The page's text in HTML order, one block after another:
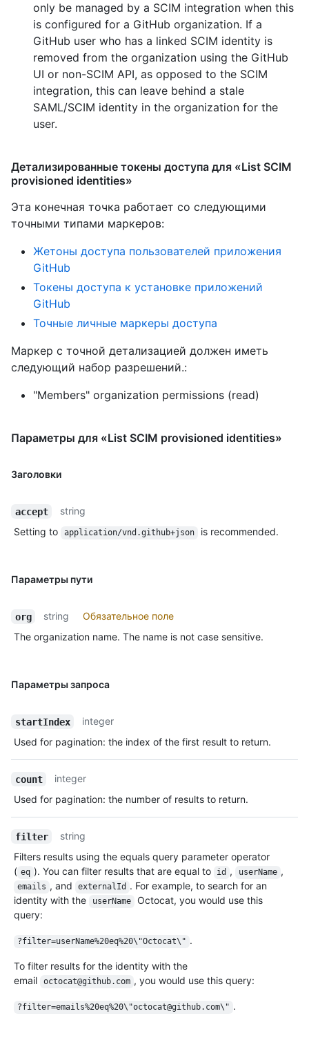
only be managed by a SCIM integration when this
is configured for a GitHub organization. If a
GitHub user who has a linked SCIM identity is
removed from the organization using the GitHub
UI or non-SCIM API, as opposed to the SCIM
integration, this can leave behind a stale
SAML/SCIM identity in the organization for the
user.
Детализированные токены доступа для «List SCIM
provisioned identities»
Эта конечная точка работает со следующими
точными типами маркеров:
Жетоны доступа пользователей приложения
GitHub
Токены доступа к установке приложений
GitHub
Точные личные маркеры доступа
Маркер с точной детализацией должен иметь
следующий набор разрешений.:
"Members" organization permissions (read)
Параметры для «List SCIM provisioned identities»
Заголовки
accept
string
Setting to
application/vnd.github+json is recommended.
Параметры пути
org string
Обязательное поле
The organization name. The name is not case sensitive.
Параметры запроса
startIndex
integer
Used for pagination: the index of the first result to return.
count
integer
Used for pagination: the number of results to return.
filter
string
Filters results using the equals query parameter operator
( eq ). You can filter results that are equal to id , userName ,
emails , and externalId . For example, to search for an
identity with the
userName
Octocat, you would use this
query:
?filter=userName%20eq%20\"Octocat\" .
To filter results for the identity with the
email
octocat@github.com , you would use this query:
?filter=emails%20eq%20\"octocat@github.com\" .